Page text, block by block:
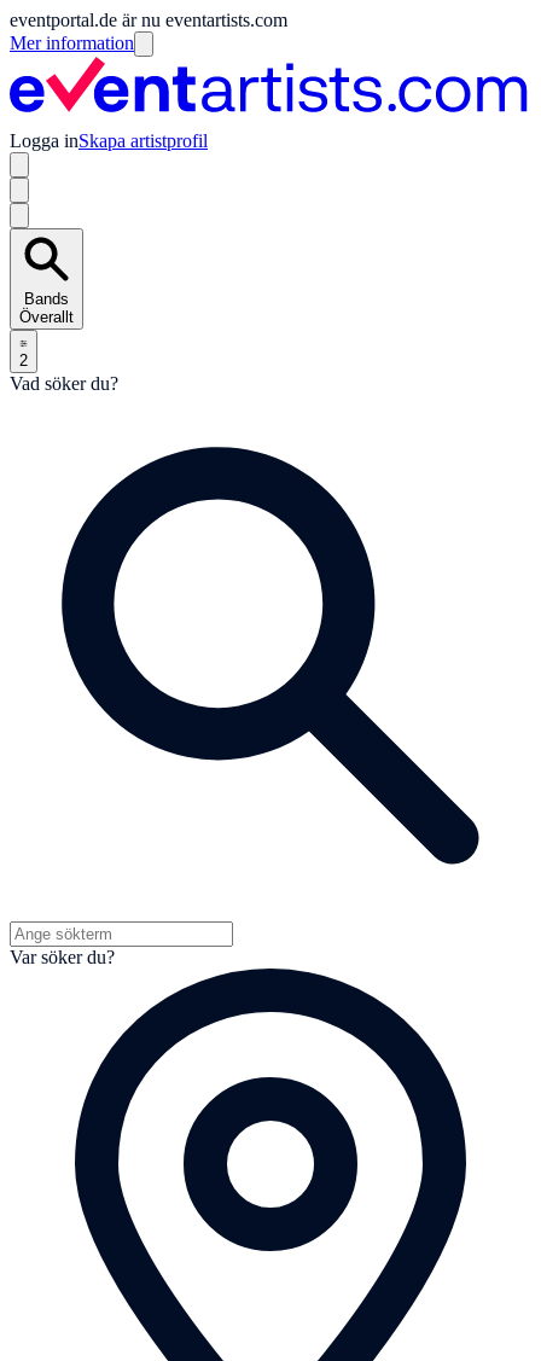
eventportal.de är nu eventartists.com
Mer information
Logga inSkapa artistprofil
Bands
Överallt
2
Vad söker du?
Var söker du?